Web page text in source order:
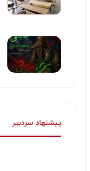
پیشنهاد سردبیر